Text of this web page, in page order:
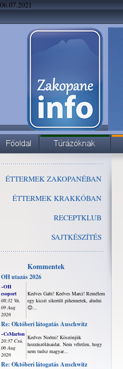
06.07.2021
ÉTTERMEK ZAKOPANÉBAN
ÉTTERMEK KRAKKÓBAN
RECEPTKLUB
SAJTKÉSZÍTÉS
Kommentek
OH utazás 2026
~OH
csoport
08:32 Va,
09 Aug
2026
Kedves Gabi! Kedves Marci! Remélem
egy kicsit sikerült pihennetek, aludni
😊...
Re: Októberi látogatás Auschwitz
~CsMarton
20:37 Csü,
06 Aug
2026
Kedves Noémi! Köszönjük
hozzászólásaidat. Nem véletlen, hogy
nem tudsz magyar...
Re: Októberi látogatás Auschwitz